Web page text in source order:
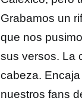
Grabamos un
que nos
sus versos. La
cabeza.
nuestros fans